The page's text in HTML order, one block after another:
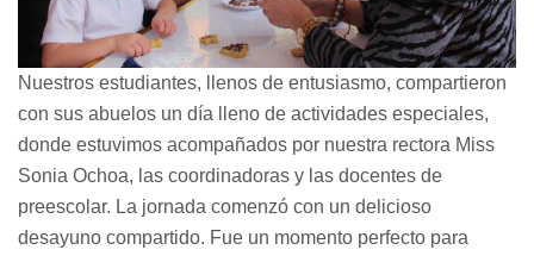
Nuestros estudiantes, llenos de entusiasmo, compartieron
con sus abuelos un día lleno de actividades especiales,
donde estuvimos acompañados por nuestra rectora Miss
Sonia Ochoa, las coordinadoras y las docentes de
preescolar. La jornada comenzó con un delicioso
desayuno compartido. Fue un momento perfecto para